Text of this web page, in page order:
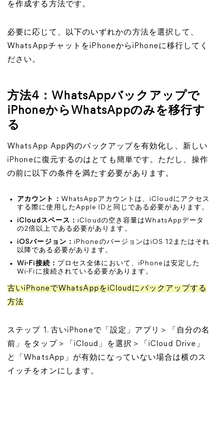
を作成する方法です。
必要に応じて、以下のいずれかの方法を選択して、
WhatsAppチャットをiPhoneからiPhoneに移行してく
ださい。
方法4：WhatsAppバックアップで
iPhoneからWhatsAppのみを移行す
る
WhatsApp App内のバックアップを有効化し、新しい
iPhoneに復元するのはとても簡単です。ただし、操作
の前に以下の条件を満たす必要があります。
アカウント： WhatsAppアカウントは、iCloudにアクセス
する際に使用したApple IDと同じである必要があります。
iCloudスペース： iCloudの空き容量はWhatsAppデータ
の2倍以上である必要があります。
iOSバージョン： iPhoneのバージョンはiOS 12またはそれ
以降である必要があります。
Wi-Fi接続： プロセス全体において、iPhoneは安定した
Wi-Fiに接続されている必要があります。
古いiPhoneでWhatsAppをiCloudにバックアップする
方法
ステップ 1. 古いiPhoneで「設定」アプリ＞「自分の名
前」をタップ＞「iCloud」を選択＞「iCloud Drive」
と「WhatsApp」が有効になっていない場合は横のス
イッチをオンにします。